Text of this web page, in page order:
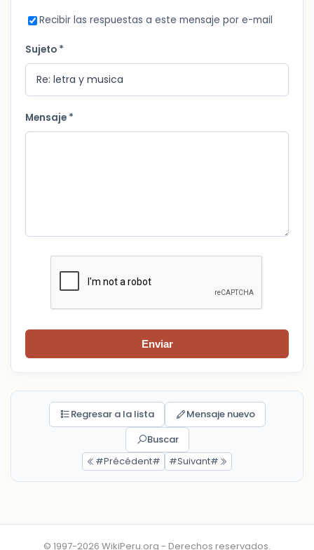
Recibir las respuestas a este mensaje por e-mail
Sujeto *
Mensaje *
Enviar
Regresar a la lista
Mensaje nuevo
Buscar
#Précédent#
#Suivant#
© 1997-2026 WikiPeru.org - Derechos reservados.